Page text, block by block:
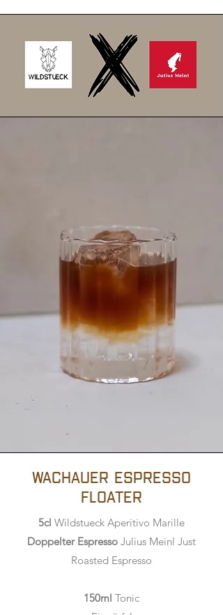
Wachauer Espresso
Floater
5cl Wildstueck Aperitivo Marille
Doppelter Espresso Julius Meinl Just
Roasted Espresso
150ml Tonic